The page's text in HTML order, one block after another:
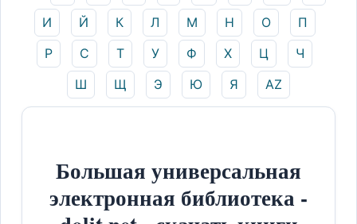
И
Й К Л М Н О
П
Р
С Т У Ф Х Ц
Ч
Ш
Щ Э Ю Я AZ
Большая универсальная
электронная библиотека -